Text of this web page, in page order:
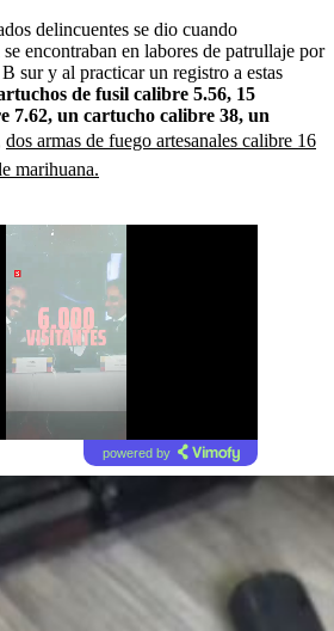
delincuentes se dio cuando
encontraban en labores de patrullaje por
sur y al practicar un registro a estas
de fusil calibre 5.56, 15
7.62, un cartucho calibre 38, un
dos armas de fuego artesanales calibre 16
marihuana.
powered by